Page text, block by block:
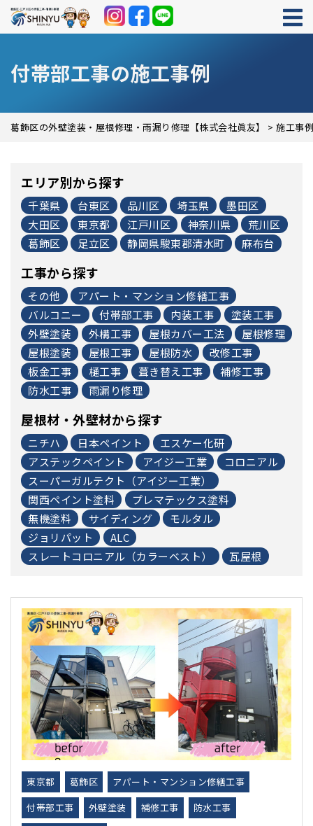
付帯部工事の施工事例
葛飾区の外壁塗装・屋根修理・雨漏り修理【株式会社眞友】 > 施工事例
エリア別から探す
千葉県 台東区 品川区 埼玉県
墨田区
大田区
東京都 江戸川区 神奈川県
荒川区
葛飾区
足立区 静岡県駿東郡清水町 麻布台
工事から探す
その他
アパート・マンション修繕工事
バルコニー
付帯部工事 内装工事
塗装工事
外壁塗装
外構工事 屋根カバー工法
屋根修理
屋根塗装
屋根工事 屋根防水
改修工事
板金工事
樋工事 葺き替え工事
補修工事
防水工事
雨漏り修理
屋根材・外壁材から探す
ニチハ 日本ペイント
エスケー化研
アステックペイント
アイジー工業
コロニアル
スーパーガルテクト（アイジー工業）
関西ペイント塗料
プレマテックス塗料
無機塗料
サイディング
モルタル
ジョリパット
ALC
スレートコロニアル（カラーベスト）
瓦屋根
東京都 葛飾区
アパート・マンション修繕工事
付帯部工事
外壁塗装 補修工事
防水工事